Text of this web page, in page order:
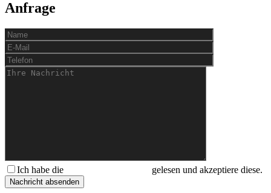
Anfrage
Ich habe die gelesen und akzeptiere diese.